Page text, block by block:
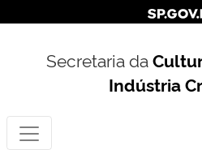
Secretaria da
Indústria